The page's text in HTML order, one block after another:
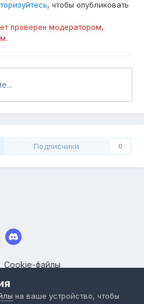
, чтобы опубликовать
проверен модератором,
Подписчики 0
Cookie-файлы
LINEAGE II FORUM.CLOUDY-
Invision Community
на ваше устройство, чтобы